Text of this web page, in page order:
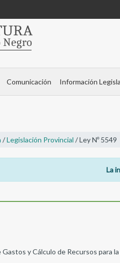
Comunicación Información
/Legislación Provincial / Ley Nº 5549
La
y Cálculo de Recursos para